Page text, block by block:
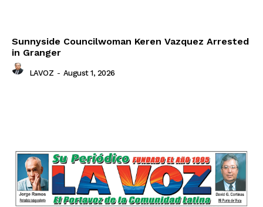
Sunnyside Councilwoman Keren Vazquez Arrested
in Granger
LAVOZ - August 1, 2026